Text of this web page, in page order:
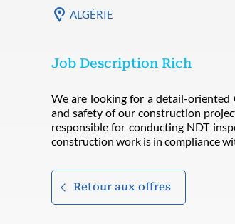
ALGÉRIE
Job Description Rich
We are looking for a detail-
and safety of our construction
responsible for conducting NDT
construction work is in compliance
Retour aux offres